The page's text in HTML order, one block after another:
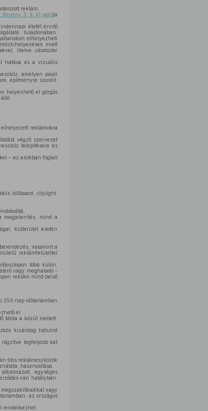
reklám;
törvény 3. § k) pontja
életét érintő
tulajdonában,
elhelyezheti
miatt
illetve utcabútor
hatása és a vizuális
amelyen papír
építményre szerelt,
helyezhető el görgős
reklámokra
végző szervezet
telepítésére és
– az azokban foglalt
billboard, citylight,
megjelenítés, mind a
külterület esetén
valamint a
reklámfelülettel
több külön,
vagy meghaladó –
reklám mind belső
250 nap időtartamban
el.
tábla a közút mellett,
kizárólag hátulról
rögzítve legfeljebb két
tilos reklámeszközök
hasznosítása.
egységes
van hatályban,
vagy
az országos
rendelkezhet.